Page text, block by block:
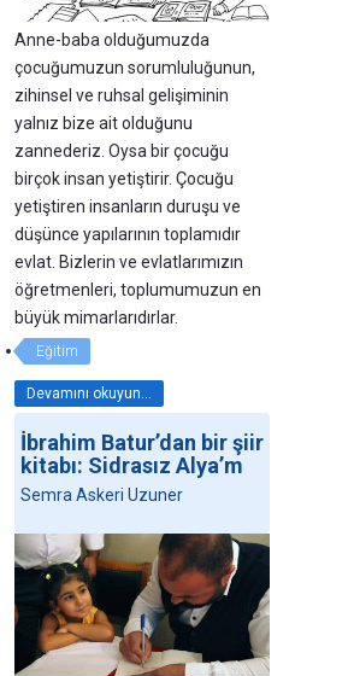
Anne-baba olduğumuzda
çocuğumuzun sorumluluğunun,
zihinsel ve ruhsal gelişiminin
yalnız bize ait olduğunu
zannederiz. Oysa bir çocuğu
birçok insan yetiştirir. Çocuğu
yetiştiren insanların duruşu ve
düşünce yapılarının toplamıdır
evlat. Bizlerin ve evlatlarımızın
öğretmenleri, toplumumuzun en
büyük mimarlarıdırlar.
Eğitim
Devamını okuyun...
İbrahim Batur’dan bir şiir
kitabı: Sidrasız Alya’m
Semra Askeri Uzuner